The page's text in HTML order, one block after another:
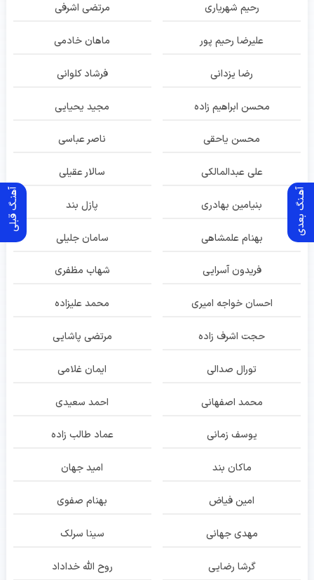
آهنـگ قبلی آهـنگ بعدی
رحیم شهریاری مرتضی اشرفی
علیرضا رحیم پور ماهان خادمی
رضا یزدانی فرشاد کلوانی
محسن ابراهیم زاده مجید یحیایی
محسن یاحقی ناصر عباسی
علی عبدالمالکی سالار عقیلی
بنیامین بهادری پازل بند
بهنام علمشاهی سامان جلیلی
فریدون آسرایی شهاب مظفری
احسان خواجه امیری محمد علیزاده
حجت اشرف زاده مرتضی پاشایی
تورال صدالی ایمان غلامی
محمد اصفهانی احمد سعیدی
یوسف زمانی عماد طالب زاده
ماکان بند امید جهان
امین فیاض بهنام صفوی
مهدی جهانی سینا سرلک
گرشا رضایی روح الله خداداد